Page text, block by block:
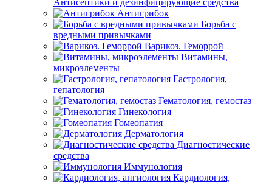
Антисептики и дезинфицирующие средства
Антигрибок
Борьба с
вредными привычками
Варикоз. Геморрой
Витамины,
микроэлементы
Гастрология,
гепатология
Гематология, гемостаз
Гинекология
Гомеопатия
Дерматология
Диагностические
средства
Иммунология
Кардиология,